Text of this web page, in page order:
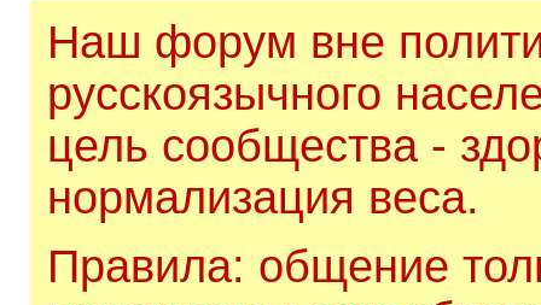
Наш форум вне
русскоязычного
цель сообщества -
нормализация веса.
Правила: общение